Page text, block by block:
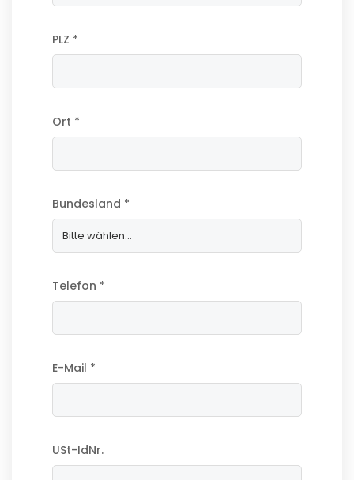
PLZ *
Ort *
Bundesland *
Telefon *
E-Mail *
USt-IdNr.